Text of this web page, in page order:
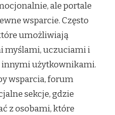
ale portale
wsparcie. Często
umożliwiają
myślami, uczuciami i
użytkownikami.
wsparcia, forum
sekcje, gdzie
z osobami, które